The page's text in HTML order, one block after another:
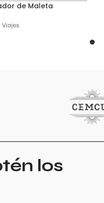
de Maleta
Viajes
los